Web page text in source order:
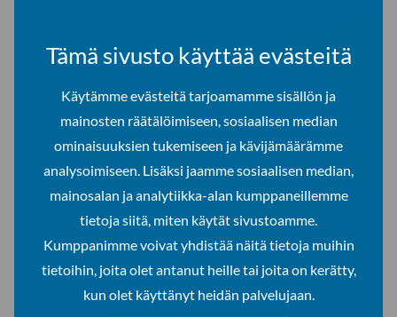
Tämä sivusto käyttää evästeitä
Käytämme evästeitä tarjoamamme sisällön ja
mainosten räätälöimiseen, sosiaalisen median
ominaisuuksien tukemiseen ja kävijämäärämme
analysoimiseen. Lisäksi jaamme sosiaalisen median,
mainosalan ja analytiikka-alan kumppaneillemme
tietoja siitä, miten käytät sivustoamme.
Kumppanimme voivat yhdistää näitä tietoja muihin
tietoihin, joita olet antanut heille tai joita on kerätty,
kun olet käyttänyt heidän palvelujaan.
Lapin yliopiston kokoelma: Thomas Nyqvist Nimetön, 1995-96
Maalausten niukka ja pelkistetty väriskaala on saanut